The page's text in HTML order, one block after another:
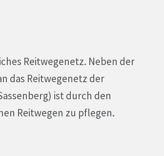
Reitwegenetz. Neben der
das Reitwegenetz der
ist durch den
Reitwegen zu pflegen.